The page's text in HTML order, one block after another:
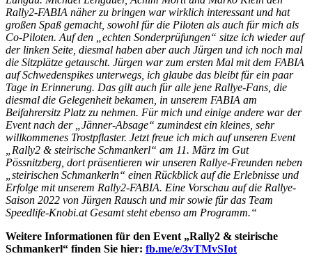
Rally2-FABIA näher zu bringen war wirklich interessant und hat
großen Spaß gemacht, sowohl für die Piloten als auch für mich als
Co-Piloten. Auf den „echten Sonderprüfungen“ sitze ich wieder auf
der linken Seite, diesmal haben aber auch Jürgen und ich noch mal
die Sitzplätze getauscht. Jürgen war zum ersten Mal mit dem FABIA
auf Schwedenspikes unterwegs, ich glaube das bleibt für ein paar
Tage in Erinnerung. Das gilt auch für alle jene Rallye-Fans, die
diesmal die Gelegenheit bekamen, in unserem FABIA am
Beifahrersitz Platz zu nehmen. Für mich und einige andere war der
Event nach der „Jänner-Absage“ zumindest ein kleines, sehr
willkommenes Trostpflaster. Jetzt freue ich mich auf unseren Event
„Rally2 & steirische Schmankerl“ am 11. März im Gut
Pössnitzberg, dort präsentieren wir unseren Rallye-Freunden neben
„steirischen Schmankerln“ einen Rückblick auf die Erlebnisse und
Erfolge mit unserem Rally2-FABIA. Eine Vorschau auf die Rallye-
Saison 2022 von Jürgen Rausch und mir sowie für das Team
Speedlife-Knobi.at Gesamt steht ebenso am Programm.“
Weitere Informationen für den Event „Rally2 & steirische
Schmankerl“ finden Sie hier: fb.me/e/3vTMvSIot